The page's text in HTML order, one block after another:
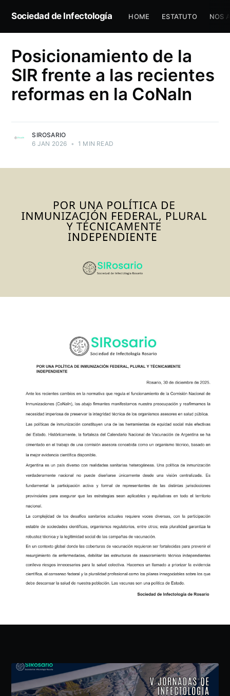
Sociedad de Infectología HOME ESTATUTO NOS
Posicionamiento de la
SIR frente a las recientes
reformas en la CoNaIn
SIROSARIO
6 JAN 2026 • 1 MIN READ